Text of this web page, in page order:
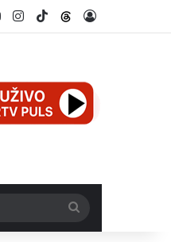
YouTubeInstagram
TikTokThreads